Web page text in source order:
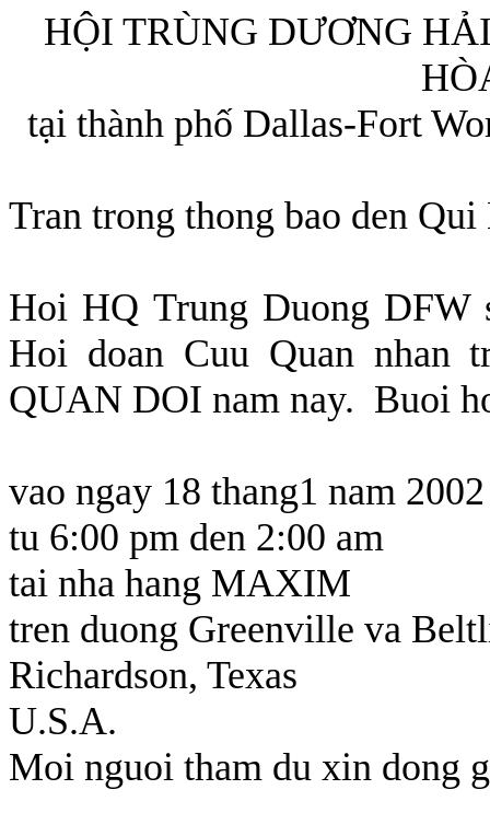
HỘI TRÙNG DƯƠNG
tại thành phố Dallas-Fort
Tran trong thong bao den
Hoi HQ Trung Duong DFW
Hoi doan Cuu Quan nhan
QUAN DOI nam nay. Buoi
vao ngay 18 thang1 nam 2002
tu 6:00 pm den 2:00 am
tai nha hang MAXIM
tren duong Greenville va
Richardson, Texas
U.S.A.
Moi nguoi tham du xin dong